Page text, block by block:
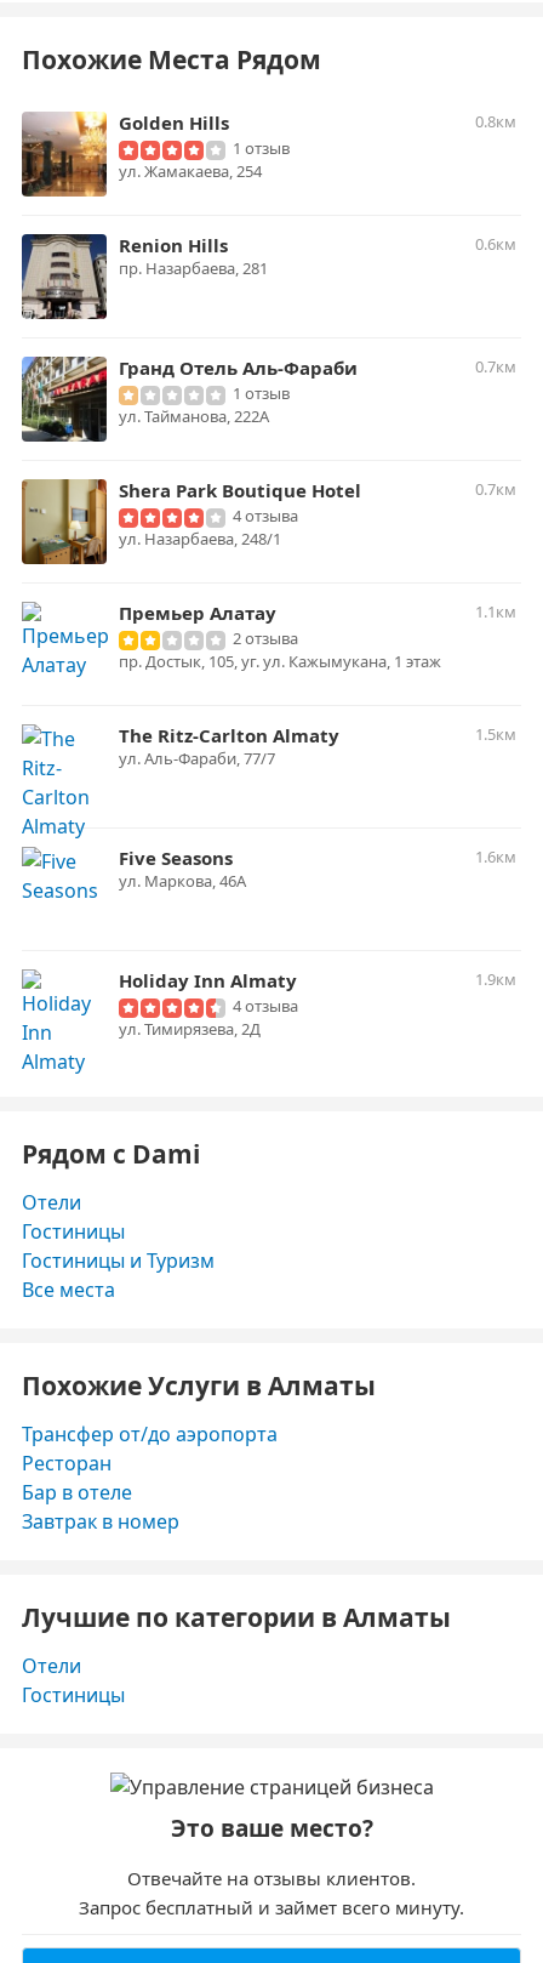
Похожие Места Рядом
Golden Hills
0.8км
1 отзыв
ул. Жамакаева, 254
Renion Hills
0.6км
пр. Назарбаева, 281
Гранд Отель Аль-Фараби
0.7км
1 отзыв
ул. Тайманова, 222А
Shera Park Boutique Hotel
0.7км
4 отзыва
ул. Назарбаева, 248/1
Премьер Алатау
1.1км
2 отзыва
пр. Достык, 105, уг. ул. Кажымукана, 1 этаж
The Ritz-Carlton Almaty
1.5км
ул. Аль-Фараби, 77/7
Five Seasons
1.6км
ул. Маркова, 46А
Holiday Inn Almaty
1.9км
4 отзыва
ул. Тимирязева, 2Д
Рядом с Dami
Отели
Гостиницы
Гостиницы и Туризм
Все места
Похожие Услуги в Алматы
Трансфер от/до аэропорта
Ресторан
Бар в отеле
Завтрак в номер
Лучшие по категории в Алматы
Отели
Гостиницы
Это ваше место?
Отвечайте на отзывы клиентов.
Запрос бесплатный и займет всего минуту.